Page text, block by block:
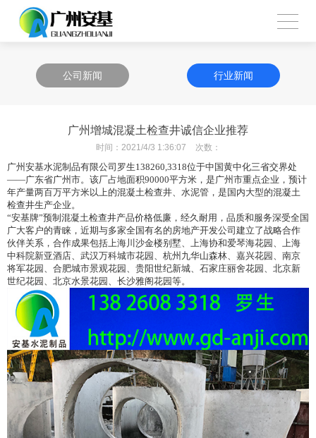
公司新闻 行业新闻
广州增城混凝土检查井诚信企业推荐
时间： 2021/4/3 1:36:07 次数：
广州安基水泥制品有限公司罗生138260,3318位于中国黄中化三省交界处
——广东省广州市。该厂占地面积90000平方米，是广州市重点企业，预计
年产量两百万平方米以上的混凝土检查井、水泥管，是国内大型的混凝土
检查井生产企业。
“安基牌”预制混凝土检查井产品价格低廉，经久耐用，品质和服务深受全国
广大客户的青睐，近期与多家全国有名的房地产开发公司建立了战略合作
伙伴关系，合作成果包括上海川沙金楼别墅、上海协和爱琴海花园、上海
中科院新亚酒店、武汉万科城市花园、杭州九华山森林、嘉兴花园、南京
将军花园、合肥城市景观花园、贵阳世纪新城、石家庄丽舍花园、北京新
世纪花园、北京水景花园、长沙雅阁花园等。